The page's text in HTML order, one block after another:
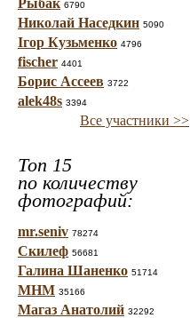
Рыбак 6790
Николай Наседкин 5090
Ігор Кузьменко 4796
fischer 4401
Борис Ассеев 3722
alek48s 3394
Все участники >>
Топ 15
по количеству
фотографий:
mr.seniv 78274
Скилеф 56681
Галина Шаненко 51714
МНМ 35166
Магаз Анатолий 32292